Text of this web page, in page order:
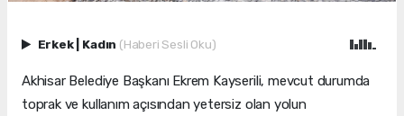
Erkek Kadın (Haberi Sesli Oku)
Akhisar Belediye Başkanı Ekrem Kayserili, mevcut durumda
toprak ve kullanım açısından yetersiz olan yolun